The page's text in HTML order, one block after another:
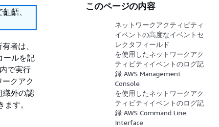
齬、
者は、
ールを記
で実行
クアク
織外の認
す。
このページの内容
ネットワークアクティビティ
イベントの高度なイベントセ
レクタフィールド
を使用したネットワークアク
ティビティイベントのログ記
録 AWS Management
Console
を使用したネットワークアク
ティビティイベントのログ記
録 AWS Command Line
Interface